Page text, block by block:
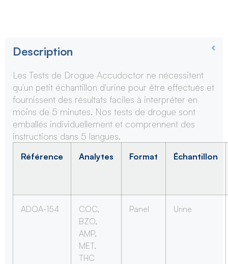
Description
Les Tests de Drogue Accudoctor ne nécessitent
qu'un petit échantillon d'urine pour être effectués et
fournissent des résultats faciles à interpréter en
moins de 5 minutes. Nos tests de drogue sont
emballés individuellement et comprennent des
instructions dans 5 langues.
Référence Analytes Format Échantillon
ADOA-154
COC,
BZO,
AMP,
MET,
THC
Panel Urine